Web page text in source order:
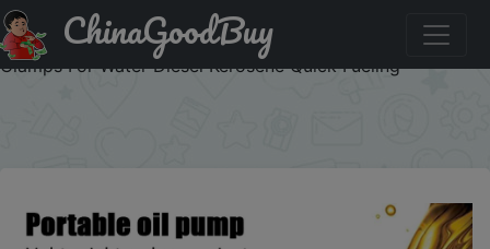
Купить по распродаже : Portable Submersible Oil Pump
38mm 12V DC Mini Diesel Transfer Pump With Battery
Clamps For Water Diesel Kerosene Quick Fueling
ChinaGoodBuy